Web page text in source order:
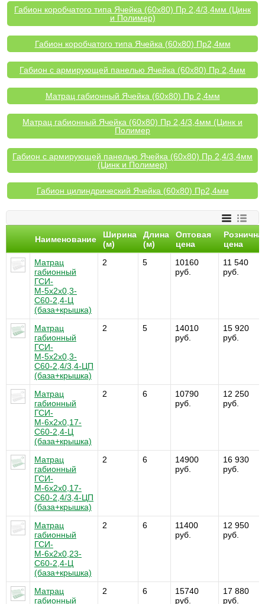
Габион коробчатого типа Ячейка (60х80) Пр 2,4/3,4мм (Цинк
и Полимер)
Габион коробчатого типа Ячейка (60х80) Пр2,4мм
Габион с армирующей панелью Ячейка (60х80) Пр 2,4мм
Матрац габионный Ячейка (60x80) Пр 2,4мм
Матрац габионный Ячейка (60х80) Пр 2,4/3,4мм (Цинк и
Полимер
Габион с армирующей панелью Ячейка (60х80) Пр 2,4/3,4мм
(Цинк и Полимер)
Габион цилиндрический Ячейка (60х80) Пр2,4мм
Наименование
Ширина
(м)
Длина
(м)
Оптовая
цена
цена
Матрац
габионный
ГСИ-
М-5х2х0,3-
С60-2,4-Ц
(база+крышка)
2 5
10160
руб.
11 540
руб.
Матрац
габионный
ГСИ-
М-5х2х0,3-
С60-2,4/3,4-ЦП
(база+крышка)
2 5
14010
руб.
15 920
руб.
Матрац
габионный
ГСИ-
М-6х2х0,17-
С60-2,4-Ц
(база+крышка)
2 6
10790
руб.
12 250
руб.
Матрац
габионный
ГСИ-
М-6х2х0,17-
С60-2,4/3,4-ЦП
(база+крышка)
2 6
14900
руб.
16 930
руб.
Матрац
габионный
ГСИ-
М-6х2х0,23-
С60-2,4-Ц
(база+крышка)
2 6
11400
руб.
12 950
руб.
Матрац
габионный
2 6
15740
руб.
17 880
руб.